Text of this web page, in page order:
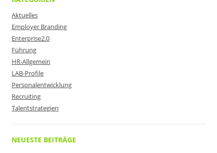
Aktuelles
Employer Branding
Enterprise2.0
Führung
HR-Allgemein
LAB-Profile
Personalentwicklung
Recruiting
Talentstrategien
NEUESTE BEITRÄGE